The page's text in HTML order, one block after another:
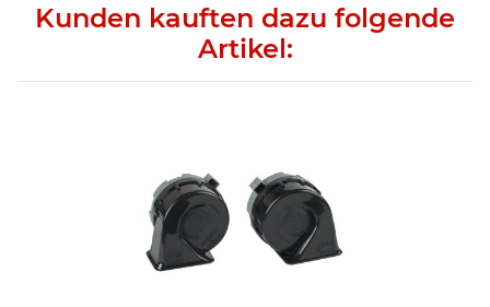
Kunden kauften dazu folgende
Artikel: